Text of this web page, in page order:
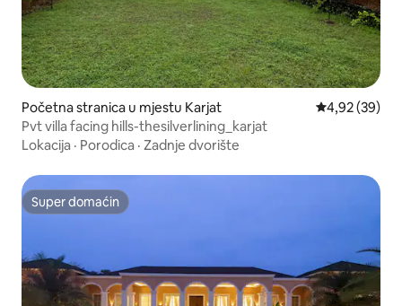
Početna stranica u mjestu Karjat prosječna
4,92 (39)
Pvt villa facing hills-thesilverlining_karjat
Lokacija · Porodica · Zadnje dvorište
Super domaćin
Super domaćin